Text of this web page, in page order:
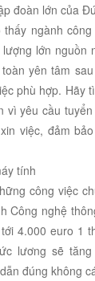
đoàn lớn của
ngành
lớn nguồn
yên tâm
phù hợp. Hãy
vì yêu cầu
việc, đảm
tính
công việc
Công nghệ
4.000 euro 1
lương sẽ
đúng không